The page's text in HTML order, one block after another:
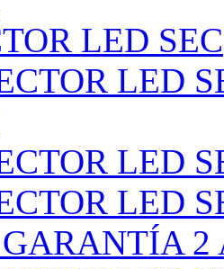
LED SEC
LED
LED
LED
2